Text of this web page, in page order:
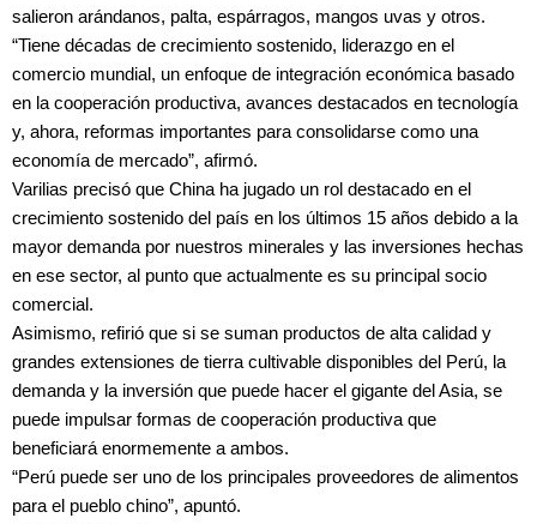
salieron arándanos, palta, espárragos, mangos uvas y otros.
“Tiene décadas de crecimiento sostenido, liderazgo en el
comercio mundial, un enfoque de integración económica basado
en la cooperación productiva, avances destacados en tecnología
y, ahora, reformas importantes para consolidarse como una
economía de mercado”, afirmó.
Varilias precisó que China ha jugado un rol destacado en el
crecimiento sostenido del país en los últimos 15 años debido a la
mayor demanda por nuestros minerales y las inversiones hechas
en ese sector, al punto que actualmente es su principal socio
comercial.
Asimismo, refirió que si se suman productos de alta calidad y
grandes extensiones de tierra cultivable disponibles del Perú, la
demanda y la inversión que puede hacer el gigante del Asia, se
puede impulsar formas de cooperación productiva que
beneficiará enormemente a ambos.
“Perú puede ser uno de los principales proveedores de alimentos
para el pueblo chino”, apuntó.